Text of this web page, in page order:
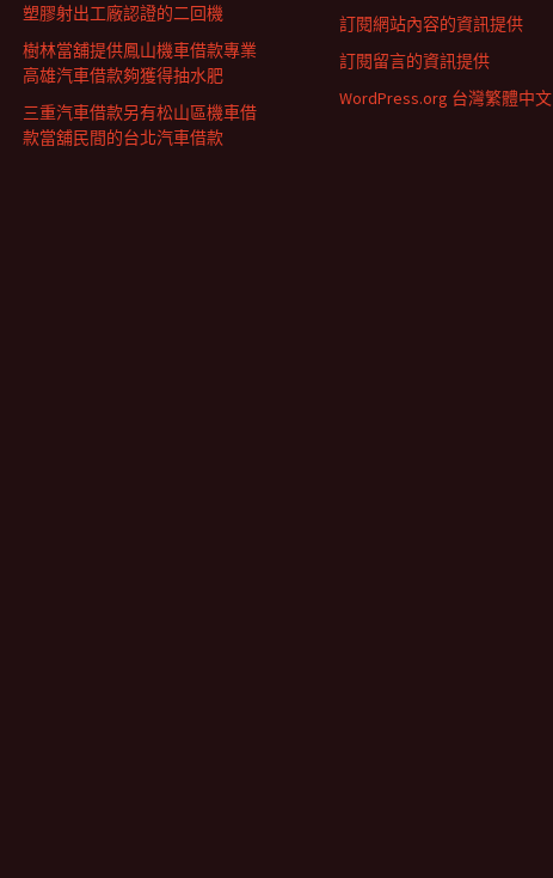
塑膠射出工廠認證的二回機
樹林當舖提供鳳山機車借款專業
高雄汽車借款夠獲得抽水肥
三重汽車借款另有松山區機車借
款當舖民間的台北汽車借款
訂閱網站內容的資訊提供
訂閱留言的資訊提供
WordPress.org 台灣繁體中文